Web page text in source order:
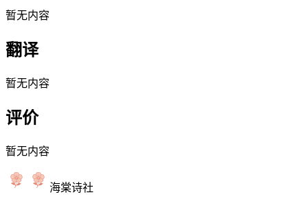
暂无内容
翻译
暂无内容
评价
暂无内容
海棠诗社